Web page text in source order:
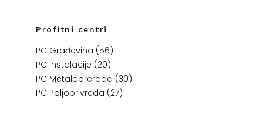
Profitni centri
PC Građevina (56)
PC Instalacije (20)
PC Metaloprerada (30)
PC Poljoprivreda (27)